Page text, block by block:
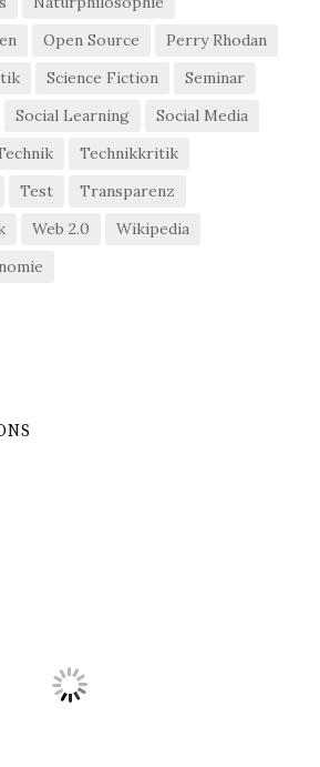
Open Source
Perry Rhodan
Science Fiction
Seminar
Social Learning
Social Media
Technikkritik
Test
Transparenz
Web 2.0
Wikipedia